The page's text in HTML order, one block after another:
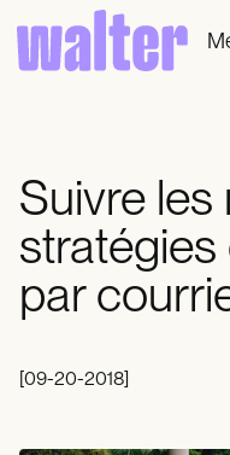
Suivre les
par
[09-20-2018]